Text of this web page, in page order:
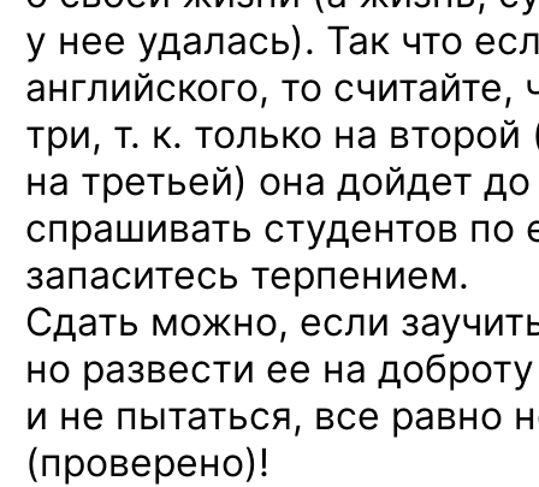
у нее удалась). Так что
английского, то
три, т. к. только на
на третьей) она дойдет
спрашивать студентов по
запаситесь терпением.
Сдать можно, если
но развести ее на
и не пытаться, все равно
(проверено)!